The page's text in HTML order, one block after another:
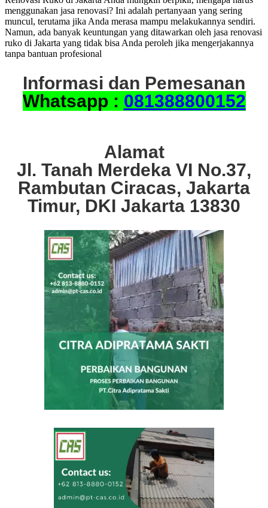
menggunakan jasa renovasi? Ini adalah pertanyaan yang sering
muncul, terutama jika Anda merasa mampu melakukannya sendiri.
Namun, ada banyak keuntungan yang ditawarkan oleh jasa renovasi
ruko di Jakarta yang tidak bisa Anda peroleh jika mengerjakannya
tanpa bantuan profesional
Informasi dan Pemesanan
Whatsapp : 081388800152
Alamat
Jl. Tanah Merdeka VI No.37,
Rambutan Ciracas, Jakarta
Timur, DKI Jakarta 13830